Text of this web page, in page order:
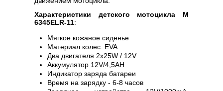
Характеристики детского мотоцикла M
6345ELR-11:
Мягкое кожаное сиденье
Материал колес: EVA
Два двигателя 2х25W / 12V
Аккумулятор 12V/4,5AH
Индикатор заряда батареи
Время на зарядку - 6-8 часов